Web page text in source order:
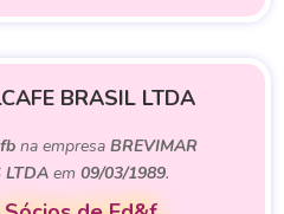
BRASIL LTDA
na empresa BREVIMAR
LTDAem 09/03/1989.